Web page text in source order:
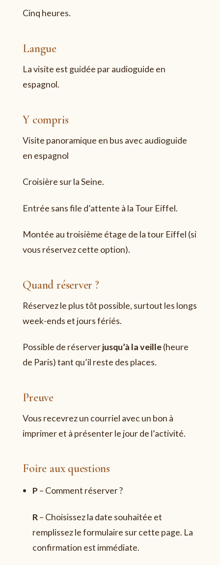
Cinq heures.
Langue
La visite est guidée par audioguide en
espagnol.
Y compris
Visite panoramique en bus avec audioguide
en espagnol
Croisière sur la Seine.
Entrée sans file d’attente à la Tour Eiffel.
Montée au troisième étage de la tour Eiffel (si
vous réservez cette option).
Quand réserver ?
Réservez le plus tôt possible, surtout les longs
week-ends et jours fériés.
Possible de réserverjusqu’à la veille(heure
de Paris) tant qu’il reste des places.
Preuve
Vous recevrez un courriel avec un bon à
imprimer et à présenter le jour de l’activité.
Foire aux questions
P – Comment réserver ?
R– Choisissez la date souhaitée et
remplissez le formulaire sur cette page. La
confirmation est immédiate.